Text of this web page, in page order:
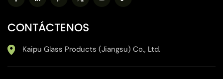
CONTÁCTENOS
Kaipu Glass Products (Jiangsu) Co., Ltd.